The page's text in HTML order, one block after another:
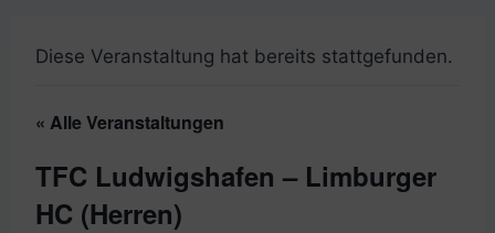
Diese Veranstaltung hat bereits stattgefunden.
« Alle Veranstaltungen
TFC Ludwigshafen – Limburger
HC (Herren)